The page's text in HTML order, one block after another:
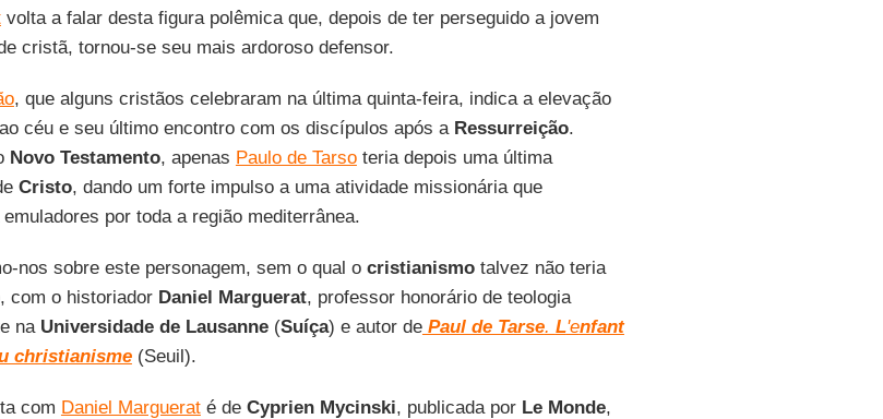
volta a falar desta figura polêmica que, depois de ter perseguido a jovem
cristã, tornou-se seu mais ardoroso defensor.
, que alguns cristãos celebraram na última quinta-feira, indica a elevação
céu e seu último encontro com os discípulos após aRessurreição.
Novo Testamento, apenas Paulo de Tarsoteria depois uma última
Cristo, dando um forte impulso a uma atividade missionária que
por toda a região mediterrânea.
nos sobre este personagem, sem o qual o cristianismotalvez não teria
com o historiador Daniel Marguerat, professor honorário de teologia
naUniversidade de Lausanne(Suíça) e autor dePaul de Tarse. L'enfant
christianisme(Seuil).
com Daniel Margueraté deCyprien Mycinski, publicada por Le Monde,